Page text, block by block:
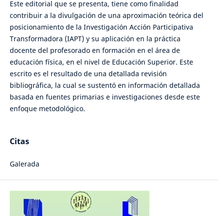
Este editorial que se presenta, tiene como finalidad
contribuir a la divulgación de una aproximación teórica del
posicionamiento de la Investigación Acción Participativa
Transformadora (IAPT) y su aplicación en la práctica
docente del profesorado en formación en el área de
educación física, en el nivel de Educación Superior. Este
escrito es el resultado de una detallada revisión
bibliográfica, la cual se sustentó en información detallada
basada en fuentes primarias e investigaciones desde este
enfoque metodológico.
Citas
Galerada